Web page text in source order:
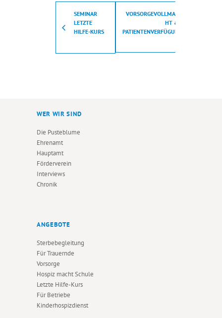
SEMINAR
LETZTE
HILFE-KURS
VORSORGEVOLLMAC
HT &
PATIENTENVERFÜGUN
WER WIR SIND
Die Pusteblume
Ehrenamt
Hauptamt
Förderverein
Interviews
Chronik
ANGEBOTE
Sterbebegleitung
Für Trauernde
Vorsorge
Hospiz macht Schule
Letzte Hilfe-Kurs
Für Betriebe
Kinderhospizdienst